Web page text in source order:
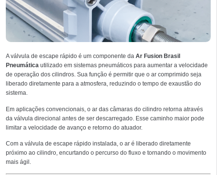
A válvula de escape rápido é um componente da Ar Fusion Brasil
Pneumática utilizado em sistemas pneumáticos para aumentar a velocidade
de operação dos cilindros. Sua função é permitir que o ar comprimido seja
liberado diretamente para a atmosfera, reduzindo o tempo de exaustão do
sistema.
Em aplicações convencionais, o ar das câmaras do cilindro retorna através
da válvula direcional antes de ser descarregado. Esse caminho maior pode
limitar a velocidade de avanço e retorno do atuador.
Com a válvula de escape rápido instalada, o ar é liberado diretamente
próximo ao cilindro, encurtando o percurso do fluxo e tornando o movimento
mais ágil.